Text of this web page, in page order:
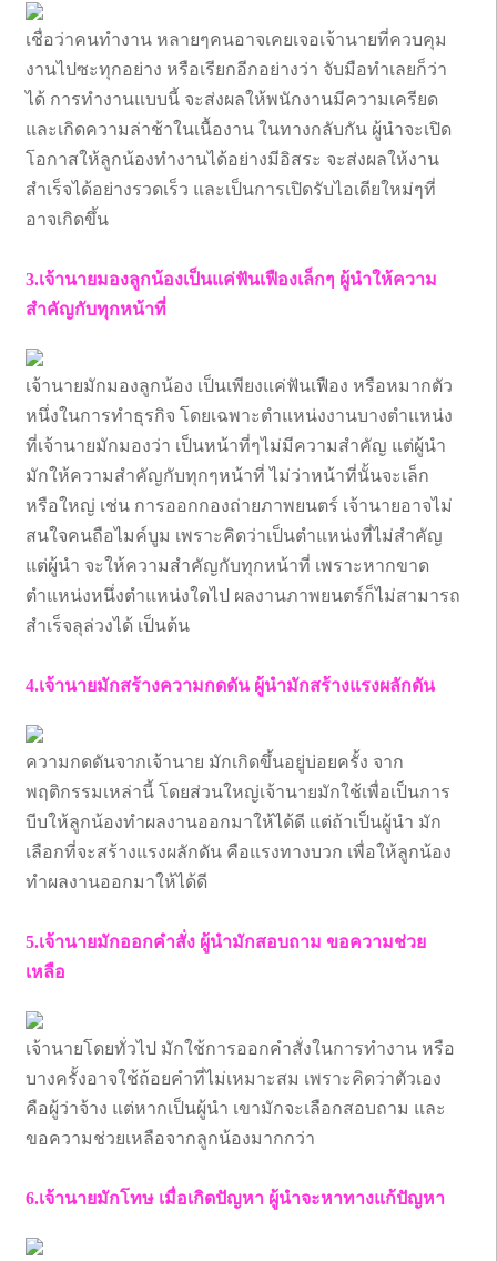
เชื่อว่าคนทำงาน หลายๆคนอาจเคยเจอเจ้านายที่ควบคุม
งานไปซะทุกอย่าง หรือเรียกอีกอย่างว่า จับมือทำเลยก็ว่า
ได้ การทำงานแบบนี้ จะส่งผลให้พนักงานมีความเครียด
และเกิดความล่าช้าในเนื้องาน ในทางกลับกัน ผู้นำจะเปิด
โอกาสให้ลูกน้องทำงานได้อย่างมีอิสระ จะส่งผลให้งาน
สำเร็จได้อย่างรวดเร็ว และเป็นการเปิดรับไอเดียใหม่ๆที่
อาจเกิดขึ้น
3.เจ้านายมองลูกน้องเป็นแค่ฟันเฟืองเล็กๆ ผู้นำให้ความ
สำคัญกับทุกหน้าที่
เจ้านายมักมองลูกน้อง เป็นเพียงแค่ฟันเฟือง หรือหมากตัว
หนึ่งในการทำธุรกิจ โดยเฉพาะตำแหน่งงานบางตำแหน่ง
ที่เจ้านายมักมองว่า เป็นหน้าที่ๆไม่มีความสำคัญ แต่ผู้นำ
มักให้ความสำคัญกับทุกๆหน้าที่ ไม่ว่าหน้าที่นั้นจะเล็ก
หรือใหญ่ เช่น การออกกองถ่ายภาพยนตร์ เจ้านายอาจไม่
สนใจคนถือไมค์บูม เพราะคิดว่าเป็นตำแหน่งที่ไม่สำคัญ
แต่ผู้นำ จะให้ความสำคัญกับทุกหน้าที่ เพราะหากขาด
ตำแหน่งหนึ่งตำแหน่งใดไป ผลงานภาพยนตร์ก็ไม่สามารถ
สำเร็จลุล่วงได้ เป็นต้น
4.เจ้านายมักสร้างความกดดัน ผู้นำมักสร้างแรงผลักดัน
ความกดดันจากเจ้านาย มักเกิดขึ้นอยู่บ่อยครั้ง จาก
พฤติกรรมเหล่านี้ โดยส่วนใหญ่เจ้านายมักใช้เพื่อเป็นการ
บีบให้ลูกน้องทำผลงานออกมาให้ได้ดี แต่ถ้าเป็นผู้นำ มัก
เลือกที่จะสร้างแรงผลักดัน คือแรงทางบวก เพื่อให้ลูกน้อง
ทำผลงานออกมาให้ได้ดี
5.เจ้านายมักออกคำสั่ง ผู้นำมักสอบถาม ขอความช่วย
เหลือ
เจ้านายโดยทั่วไป มักใช้การออกคำสั่งในการทำงาน หรือ
บางครั้งอาจใช้ถ้อยคำที่ไม่เหมาะสม เพราะคิดว่าตัวเอง
คือผู้ว่าจ้าง แต่หากเป็นผู้นำ เขามักจะเลือกสอบถาม และ
ขอความช่วยเหลือจากลูกน้องมากกว่า
6.เจ้านายมักโทษ เมื่อเกิดปัญหา ผู้นำจะหาทางแก้ปัญหา